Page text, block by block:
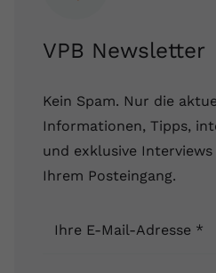
VPB Newsletter
Kein Spam. Nur die
Informationen, Tipps,
und exklusive
Ihrem Posteingang.
Ihre E-Mail-Adresse *